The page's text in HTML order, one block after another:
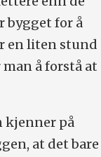
bygget for å
en liten stund
å forstå at
kjenner på
at det bare